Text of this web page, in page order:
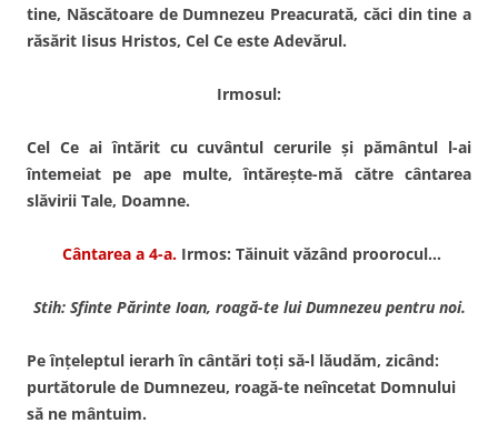
tine, Născătoare de Dumnezeu Preacurată, căci din tine a
răsărit Iisus Hristos, Cel Ce este Adevărul.
Irmosul:
Cel Ce ai întărit cu cuvântul cerurile şi pământul l-ai
întemeiat pe ape multe, întăreşte-mă către cântarea
slăvirii Tale, Doamne.
Cântarea a 4-a.Irmos: Tăinuit văzând proorocul…
Stih: Sfinte Părinte Ioan, roagă-te lui Dumnezeu pentru noi.
Pe înţeleptul ierarh în cântări toţi să-l lăudăm, zicând:
purtătorule de Dumnezeu, roagă-te neîncetat Domnului
să ne mântuim.